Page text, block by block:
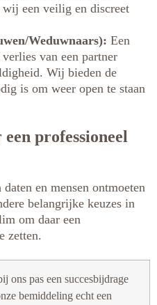
een veilig en discreet
Weduwnaars): Een
van een partner
Wij bieden de
is om weer open te staan
professioneel
en mensen ontmoeten
belangrijke keuzes in
om daar een
zetten.
ons pas een succesbijdrage
bemiddeling echt een